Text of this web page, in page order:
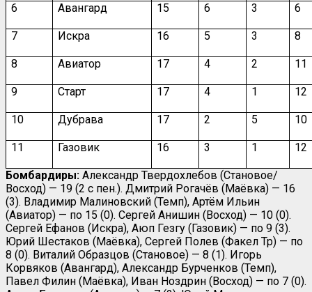
6 Авангард 15 6 3 6
7 Искра 16 5 3 8
8 Авиатор 17 4 2 11
9 Старт 17 4 1 12
10 Дубрава 17 2 5 10
11 Газовик 16 3 1 12
Бомбардиры: Александр Твердохлебов (Становое/
Восход) — 19 (2 с пен.). Дмитрий Рогачёв (Маёвка) — 16
(3). Владимир Малиновский (Темп), Артём Ильин
(Авиатор) — по 15 (0). Сергей Анишин (Восход) — 10 (0).
Сергей Ефанов (Искра), Аюп Гезгу (Газовик) — по 9 (3).
Юрий Шестаков (Маёвка), Сергей Полев (Факел Тр) — по
8 (0). Виталий Образцов (Становое) — 8 (1). Игорь
Корвяков (Авангард), Александр Бурченков (Темп),
Павел Филин (Маёвка), Иван Ноздрин (Восход) — по 7 (0).